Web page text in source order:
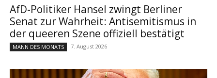
AfD-Politiker Hansel zwingt Berliner
Senat zur Wahrheit: Antisemitismus in
der queeren Szene offiziell bestätigt
MANN DES MONATS 7. August 2026